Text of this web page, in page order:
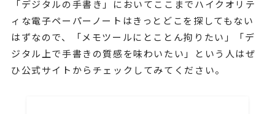
「デジタルの手書き」においてここまでハイクオリテ
ィな電子ペーパーノートはきっとどこを探してもない
はずなので、「メモツールにとことん拘りたい」「デ
ジタル上で手書きの質感を味わいたい」という人はぜ
ひ公式サイトからチェックしてみてください。